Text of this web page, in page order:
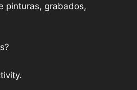
pinturas, grabados,